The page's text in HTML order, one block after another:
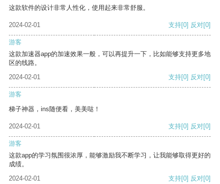
这款软件的设计非常人性化，使用起来非常舒服。
2024-02-01 支持[0] 反对[0]
游客
这款加速器app的加速效果一般，可以再提升一下，比如能够支持更多地
区的线路。
2024-02-01
支持[0] 反对[0]
游客
梯子神器，ins随便看，美美哒！
2024-02-01 支持[0] 反对[0]
游客
这款app的学习氛围很浓厚，能够激励我不断学习，让我能够取得更好的
成绩。
2024-02-01
支持[0] 反对[0]